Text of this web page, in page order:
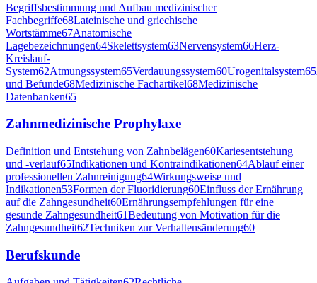
Begriffsbestimmung und Aufbau medizinischer
Fachbegriffe68Lateinische und griechische
Wortstämme67Anatomische
Lagebezeichnungen64Skelettsystem63Nervensystem66Herz-
Kreislauf-
System62Atmungssystem65Verdauungssystem60Urogenitalsystem65
und Befunde68Medizinische Fachartikel68Medizinische
Datenbanken65
Zahnmedizinische Prophylaxe
Definition und Entstehung von Zahnbelägen60Kariesentstehung
und -verlauf65Indikationen und Kontraindikationen64Ablauf einer
professionellen Zahnreinigung64Wirkungsweise und
Indikationen53Formen der Fluoridierung60Einfluss der Ernährung
auf die Zahngesundheit60Ernährungsempfehlungen für eine
gesunde Zahngesundheit61Bedeutung von Motivation für die
Zahngesundheit62Techniken zur Verhaltensänderung60
Berufskunde